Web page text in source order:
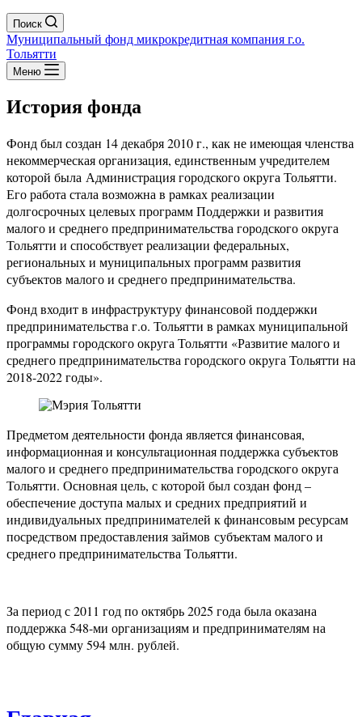
Поиск
Муниципальный фонд микрокредитная компания г.о.
Тольятти
Меню
История фонда
Фондбыл создан 14 декабря 2010 г., как не имеющая членства
некоммерческая организация, единственным учредителем
которой была Администрация городского округа Тольятти.
Его работа стала возможна в рамках реализации
долгосрочных целевых программ Поддержки и развития
малого и среднего предпринимательства городского округа
Тольятти и способствует реализации федеральных,
региональных и муниципальных программ развития
субъектов малого и среднего предпринимательства.
Фонд входит в инфраструктуру финансовой поддержки
предпринимательства г.о. Тольятти в рамках муниципальной
программы городского округа Тольятти «Развитие малого и
среднего предпринимательства городского округа Тольятти на
2018-2022 годы».
Предметом деятельности фонда является финансовая,
информационная и консультационная поддержка субъектов
малого и среднего предпринимательства городского округа
Тольятти. Основная цель, с которой был создан фонд –
обеспечение доступа малых и средних предприятий и
индивидуальных предпринимателей к финансовым ресурсам
посредством предоставления займов субъектам малого и
среднего предпринимательства Тольятти.
За период с 2011 год по октябрь 2025 года была оказана
поддержка 548-ми организациям и предпринимателям на
общую сумму 594 млн. рублей.